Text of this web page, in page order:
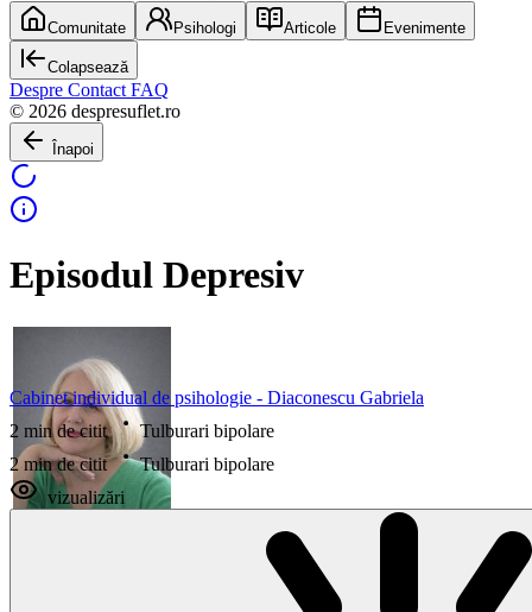
Comunitate Psihologi Articole Evenimente
Colapsează
Despre Contact FAQ
© 2026 despresuflet.ro
Înapoi
Episodul Depresiv
Cabinet individual de psihologie - Diaconescu Gabriela
2 min de citit
Tulburari bipolare
2 min de citit
Tulburari bipolare
vizualizări